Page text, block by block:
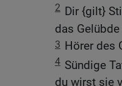
2 Dir {gilt}
das
3 Hörer des
4 Sündige
du wirst sie